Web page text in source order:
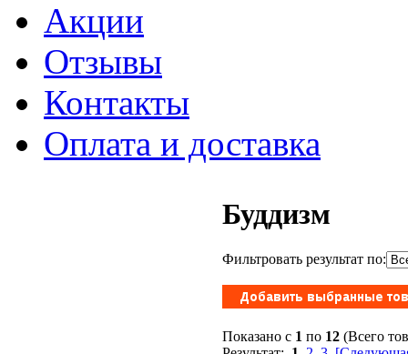
Акции
Отзывы
Контакты
Оплата и доставка
Буддизм
Фильтровать результат по:
Показано с 1 по 12 (Всего